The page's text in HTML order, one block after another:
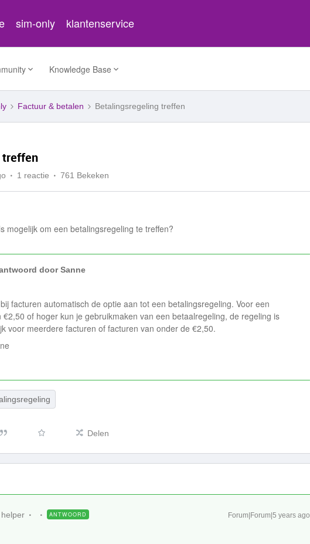
sim-only klantenservice
Knowledge Base
Factuur & betalen Betalingsregeling treffen
treffen
1 reactie 761 Bekeken
mogelijk om een betalingsregeling te treffen?
doorSanne
facturen automatisch de optie aan tot een betalingsregeling. Voor een
€2,50 of hoger kun je gebruikmaken van een betaalregeling, de regeling is
voor meerdere facturen of facturen van onder de €2,50.
Delen
ANTWOORD Forum|Forum|5 years ago